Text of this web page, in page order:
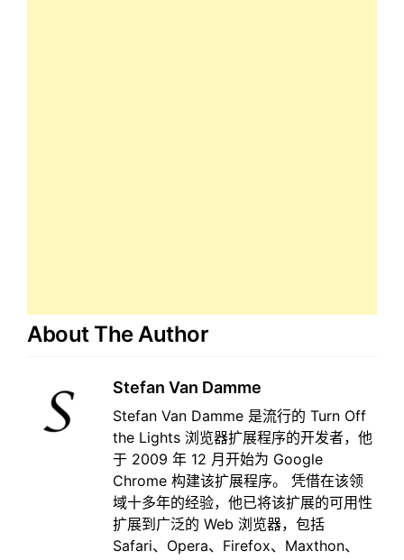
About The Author
Stefan Van Damme
Stefan Van Damme 是流行的 Turn Off
the Lights 浏览器扩展程序的开发者，他
于 2009 年 12 月开始为 Google
Chrome 构建该扩展程序。 凭借在该领
域十多年的经验，他已将该扩展的可用性
扩展到广泛的 Web 浏览器，包括
Safari、Opera、Firefox、Maxthon、